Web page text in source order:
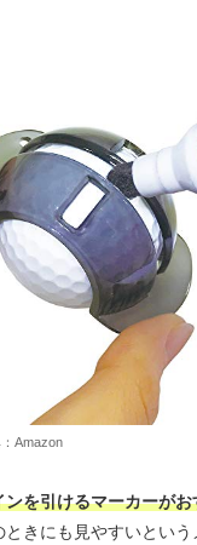
Amazon
を引けるマーカーが
きにも見やすいという